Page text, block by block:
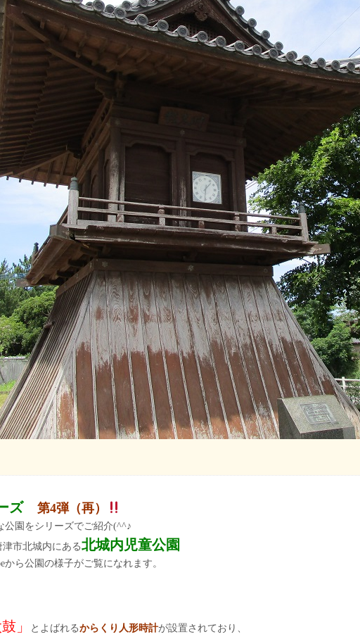
ズ 第4弾（再）
公園をシリーズでご紹介(^^♪
市北城内にある北城内児童公園
から公園の様子がご覧になれます。
」 とよばれるからくり人形時計が設置されており、